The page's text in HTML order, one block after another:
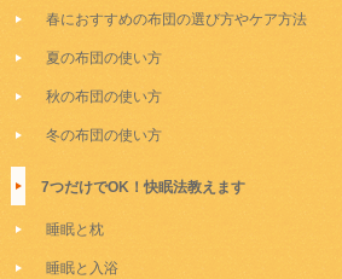
春におすすめの布団の選び方やケア方法
夏の布団の使い方
秋の布団の使い方
冬の布団の使い方
7つだけでOK！快眠法教えます
睡眠と枕
睡眠と入浴